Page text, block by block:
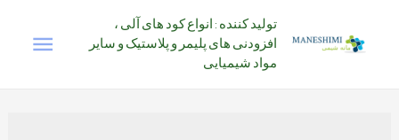
تولید کننده : انواع کود های آلی ،
افزودنی های پلیمر و پلاستیک و سایر
مواد شیمیایی